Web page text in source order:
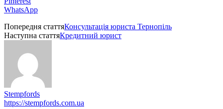
WhatsApp
Попередня статтяКонсультація юриста Тернопіль
Наступна статтяКредитний юрист
Stempfords
https://stempfords.com.ua